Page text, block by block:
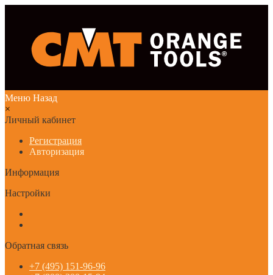
Меню Назад
×
Личный кабинет
Регистрация
Авторизация
Информация
Настройки
Обратная связь
+7 (495) 151-96-96